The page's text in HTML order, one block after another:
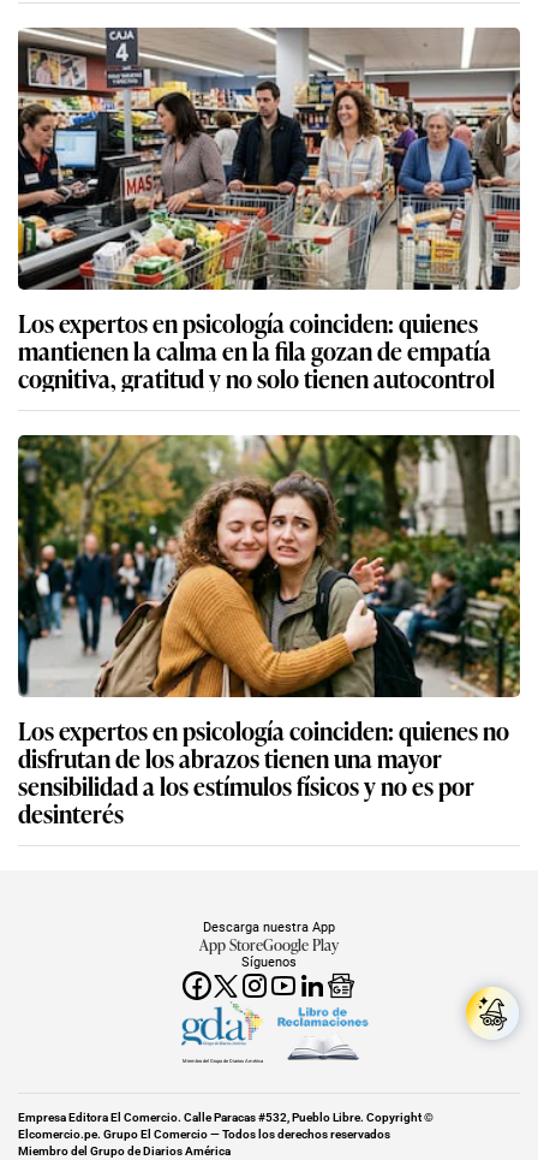
Los expertos en psicología coinciden: quienes
mantienen la calma en la fila gozan de empatía
cognitiva, gratitud y no solo tienen autocontrol
Los expertos en psicología coinciden: quienes no
disfrutan de los abrazos tienen una mayor
sensibilidad a los estímulos físicos y no es por
desinterés
Síguenos
Descarga nuestra App
App StoreGoogle Play
Miembro del Grupo de Diarios América
Empresa Editora El Comercio. Calle Paracas #532, Pueblo Libre. Copyright ©
Elcomercio.pe. Grupo El Comercio — Todos los derechos reservados
Miembro del Grupo de Diarios América